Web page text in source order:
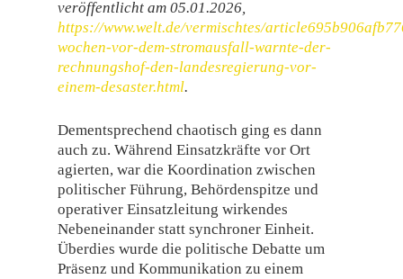
veröffentlicht am 05.01.2026,
https://www.welt.de/vermischtes/
wochen-vor-dem-stromausfall-warnte-der-
rechnungshof-den-landesregierung-vor-
einem-desaster.html.
Dementsprechend chaotisch ging es dann
auch zu. Während Einsatzkräfte vor Ort
agierten, war die Koordination zwischen
politischer Führung, Behördenspitze und
operativer Einsatzleitung wirken­des
Nebeneinander statt synchroner Einheit.
Überdies wurde die politische Debatte um
Präsenz und Kommunikation zu einem